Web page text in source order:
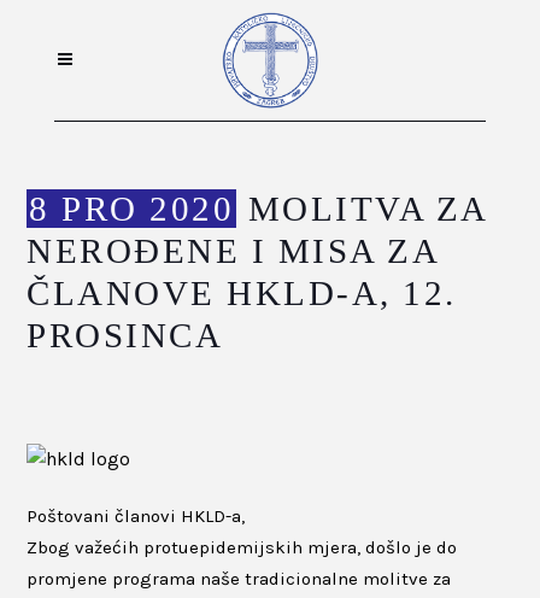
8 PRO 2020 MOLITVA ZA
NEROĐENE I MISA ZA
ČLANOVE HKLD-A, 12.
PROSINCA
Poštovani članovi HKLD-a,
Zbog važećih protuepidemijskih mjera, došlo je do
promjene programa naše tradicionalne molitve za